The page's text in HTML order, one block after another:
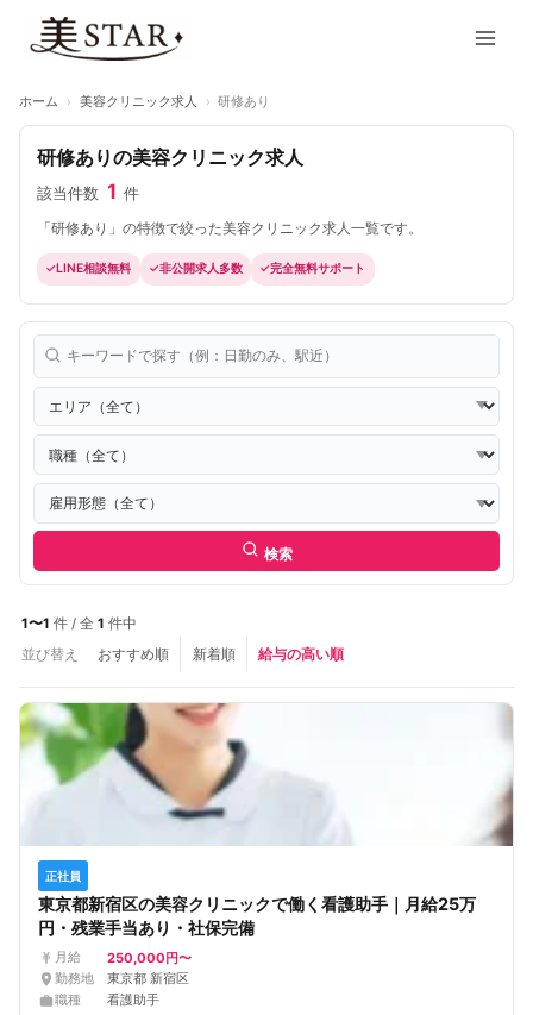
ホーム › 美容クリニック求人 › 研修あり
研修ありの美容クリニック求人
該当件数 1 件
「研修あり」の特徴で絞った美容クリニック求人一覧です。
LINE相談無料 非公開求人多数 完全無料サポート
検索
1〜1 件 / 全 1 件中
並び替え
おすすめ順 新着順 給与の高い順
正社員
東京都新宿区の美容クリニックで働く看護助手｜月給25万
円・残業手当あり・社保完備
月給 250,000円〜
勤務地
東京都 新宿区
職種
看護助手